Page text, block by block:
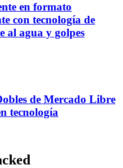
en formato
con tecnología de
al agua y golpes
de Mercado Libre
tecnología